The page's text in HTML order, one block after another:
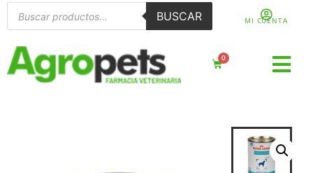
BUSCAR MI CUENTA
0